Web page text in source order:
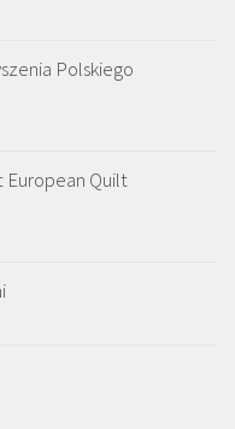
Polskiego
European Quilt